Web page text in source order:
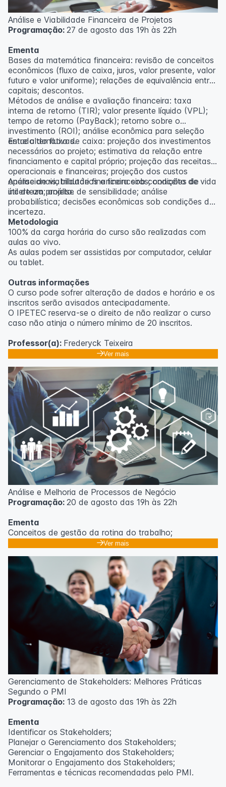
Análise e Viabilidade Financeira de Projetos
Programação: 27 de agosto das 19h às 22h
Ementa
Bases da matemática financeira: revisão de conceitos
econômicos (fluxo de caixa, juros, valor presente, valor
futuro e valor uniforme); relações de equivalência entre
capitais; descontos.
Métodos de análise e avaliação financeira: taxa
interna de retorno (TIR); valor presente líquido (VPL);
tempo de retorno (PayBack); retorno sobre o
investimento (ROI); análise econômica para seleção
entre alternativas.
Estudo do fluxo de caixa: projeção dos investimentos
necessários ao projeto; estimativa da relação entre
financiamento e capital próprio; projeção das receitas
operacionais e financeiras; projeção dos custos
operacionais, tributários e financeiros; conceito de vida
útil de um projeto.
Análise de viabilidade financeira sob condições de
incerteza; análise de sensibilidade; análise
probabilística; decisões econômicas sob condições de
incerteza.
Metodologia
100% da carga horária do curso são realizadas com
aulas ao vivo.
As aulas podem ser assistidas por computador, celular
ou tablet.
Outras informações
O curso pode sofrer alteração de dados e horário e os
inscritos serão avisados ​​antecipadamente.
O IPETEC reserva-se o direito de não realizar o curso
caso não atinja o número mínimo de 20 inscritos.
Professor(a): Frederyck Teixeira
Ver mais
Análise e Melhoria de Processos de Negócio
Programação: 20 de agosto das 19h às 22h
Ementa
Conceitos de gestão da rotina do trabalho;
Promoção de mudanças através do 5S;
resultados;
Método PDCA de gestão;
Técnicas de padronização do trabalho.
Metodologia
100% da carga horária do curso são realizadas com
aulas ao vivo.
As aulas podem ser assistidas por computador, celular
Outras informações
O curso pode sofrer alteração de dados e horário e os
inscritos serão avisados ​​antecipadamente.
O IPETEC reserva-se o direito de não realizar o curso
Professor(a):Frederyck Teixeira
Ver mais
Gerenciamento de Stakeholders: Melhores Práticas
Segundo o PMI
Programação: 13 de agosto das 19h às 22h
Ementa
Identificar os Stakeholders;
Planejar o Gerenciamento dos Stakeholders;
Gerenciar o Engajamento dos Stakeholders;
Monitorar o Engajamento dos Stakeholders;
Ferramentas e técnicas recomendadas pelo PMI.